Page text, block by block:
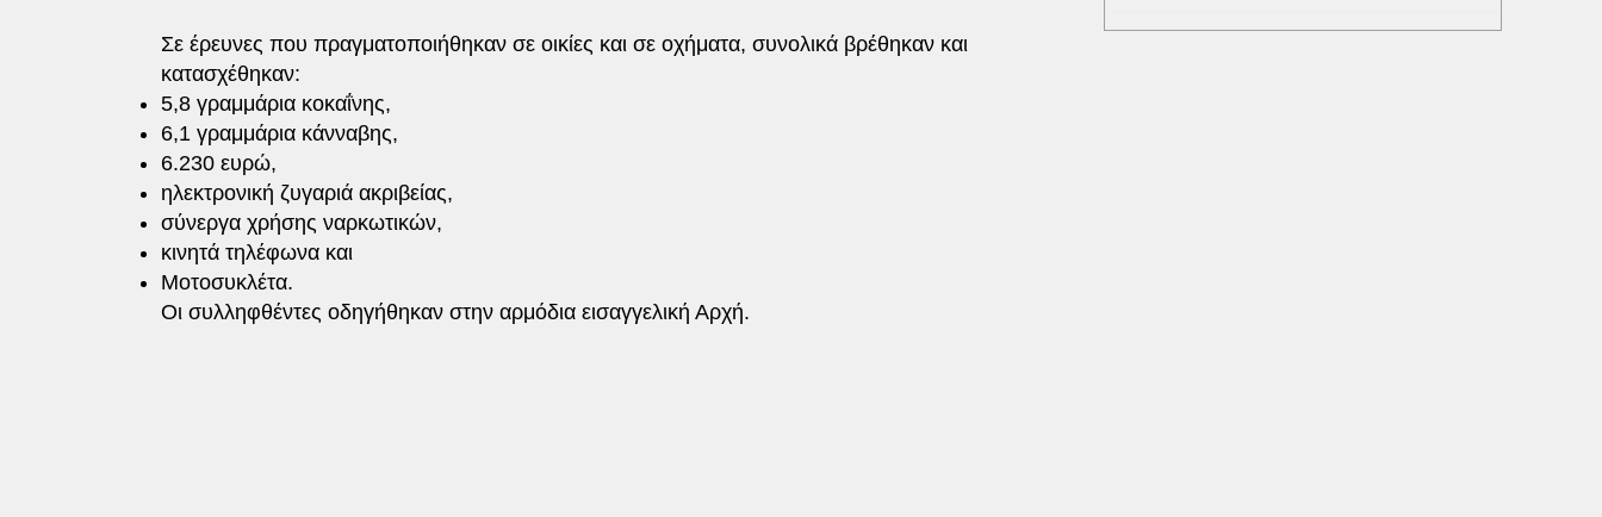
Σε έρευνες που πραγματοποιήθηκαν σε οικίες και σε οχήματα, συνολικά βρέθηκαν και
κατασχέθηκαν:
5,8 γραμμάρια κοκαΐνης,
6,1 γραμμάρια κάνναβης,
6.230 ευρώ,
ηλεκτρονική ζυγαριά ακριβείας,
σύνεργα χρήσης ναρκωτικών,
κινητά τηλέφωνα και
Μοτοσυκλέτα.
Οι συλληφθέντες οδηγήθηκαν στην αρμόδια εισαγγελική Αρχή.